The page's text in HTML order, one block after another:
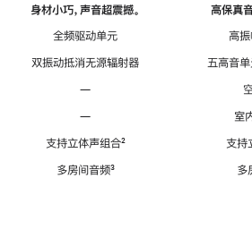
身材小巧，声音超震撼。
全频驱动单元
双振动抵消无源辐射器
—
—
支持立体声组合脚
²
多房间音频脚
³
高保真
高
五高音
室
支持
多